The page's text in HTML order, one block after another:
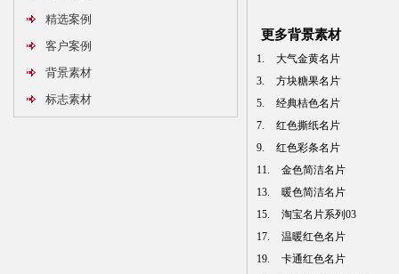
精选案例
客户案例
背景素材
标志素材
更多背景素材
1.
大气金黄名片
3.
方块糖果名片
5.
经典桔色名片
7.
红色撕纸名片
9.
红色彩条名片
11.
金色简洁名片
13.
暖色简洁名片
15.
淘宝名片系列03
17.
温暖红色名片
19.
卡通红色名片